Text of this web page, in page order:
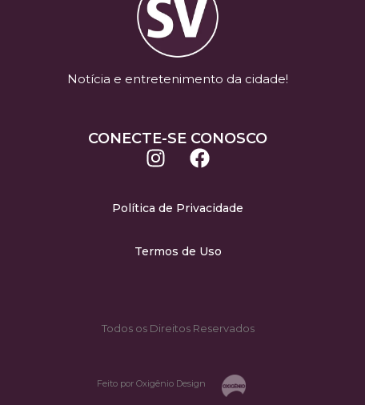
Notícia e entretenimento da cidade!
CONECTE-SE CONOSCO
Política de Privacidade
Termos de Uso
Todos os Direitos Reservados
Feito por Oxigênio Design